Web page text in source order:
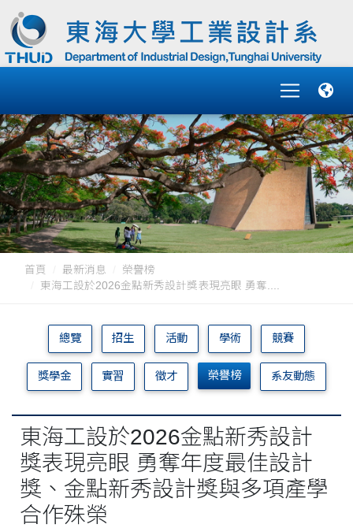
首頁 最新消息
榮譽榜
東海工設於2026金點新秀設計獎表現亮眼 勇奪....
總覽 招生 活動 學術 競賽
獎學金 實習 徵才 榮譽榜 系友動態
東海工設於2026金點新秀設計
獎表現亮眼 勇奪年度最佳設計
獎、金點新秀設計獎與多項產學
合作殊榮